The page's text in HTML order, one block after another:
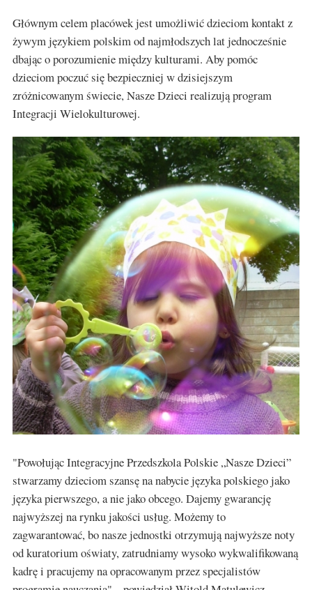
Głównym celem placówek jest umożliwić dzieciom kontakt z
żywym językiem polskim od najmłodszych lat jednocześnie
dbając o porozumienie między kulturami. Aby pomóc
dzieciom poczuć się bezpieczniej w dzisiejszym
zróżnicowanym świecie, Nasze Dzieci realizują program
Integracji Wielokulturowej.
"Powołując Integracyjne Przedszkola Polskie „Nasze Dzieci”
stwarzamy dzieciom szansę na nabycie języka polskiego jako
języka pierwszego, a nie jako obcego. Dajemy gwarancję
najwyższej na rynku jakości usług. Możemy to
zagwarantować, bo nasze jednostki otrzymują najwyższe noty
od kuratorium oświaty, zatrudniamy wysoko wykwalifikowaną
kadrę i pracujemy na opracowanym przez specjalistów